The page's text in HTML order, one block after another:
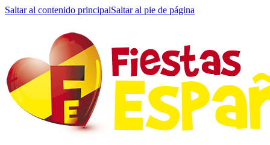
Saltar al contenido principalSaltar al pie de página